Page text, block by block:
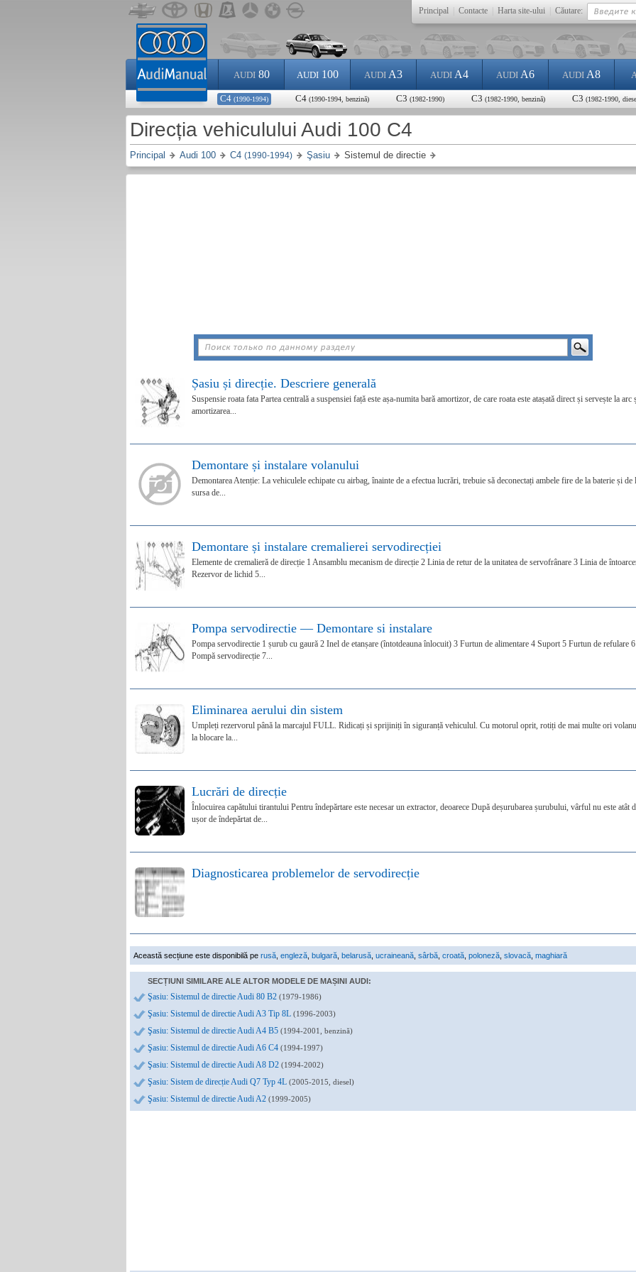
Principal Contacte Harta site-ului Căutare:
AUDI80 AUDI100 AUDI A3 AUDI A4 AUDI A6 AUDI A8
C4 (1990-1994) C4 (1990-1994, benzină) C3 (1982-1990) C3 (1982-1990, benzină) C3 (1982-1990,
Direcția vehiculului Audi 100 C4
Principal Audi 100 C4 (1990-1994) Şasiu Sistemul de directie
Șasiu și direcție. Descriere generală
Suspensie roata fata Partea centrală a suspensiei față este așa-numita bară amortizor, de care roata este atașată direct și servește la arc
amortizarea...
Demontare și instalare volanului
Demontarea Atenție: La vehiculele echipate cu airbag, înainte de a efectua lucrări, trebuie să deconectați ambele fire de la baterie și de
sursa de...
Demontare și instalare cremalierei servodirecției
Elemente de cremalieră de direcție 1 Ansamblu mecanism de direcție 2 Linia de retur de la unitatea de servofrânare 3 Linia de
Rezervor de lichid 5...
Pompa servodirectie — Demontare si instalare
Pompa servodirectie 1 șurub cu gaură 2 Inel de etanșare (întotdeauna înlocuit) 3 Furtun de alimentare 4 Suport 5 Furtun de refulare 6
Pompă servodirecție 7...
Eliminarea aerului din sistem
Umpleți rezervorul până la marcajul FULL. Ridicați și sprijiniți în siguranță vehiculul. Cu motorul oprit, rotiți de mai multe ori
la blocare la...
Lucrări de direcție
Înlocuirea capătului tirantului Pentru îndepărtare este necesar un extractor, deoarece După deșurubarea șurubului, vârful nu este atât
ușor de îndepărtat de...
Diagnosticarea problemelor de servodirecție
Această secțiune este disponibilă pe rusă engleză bulgară belarusă ucraineană sârbă croată poloneză slovacă maghiară
SECȚIUNI SIMILARE ALE ALTOR MODELE DE MAȘINI AUDI:
Şasiu: Sistemul de directie Audi 80 B2 (1979-1986)
Şasiu: Sistemul de directie Audi A3 Tip 8L (1996-2003)
Şasiu: Sistemul de directie Audi A4 B5 (1994-2001, benzină)
Şasiu: Sistemul de directie Audi A6 C4 (1994-1997)
Şasiu: Sistemul de directie Audi A8 D2 (1994-2002)
Şasiu: Sistem de direcție Audi Q7 Typ 4L (2005-2015, diesel)
Şasiu: Sistemul de directie Audi A2 (1999-2005)